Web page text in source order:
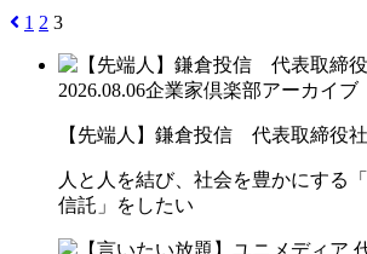
1 2 3
2026.08.06企業家倶楽部アーカイブ
【先端人】鎌倉投信 代表取締役
人と人を結び、社会を豊かにする
信託」をしたい